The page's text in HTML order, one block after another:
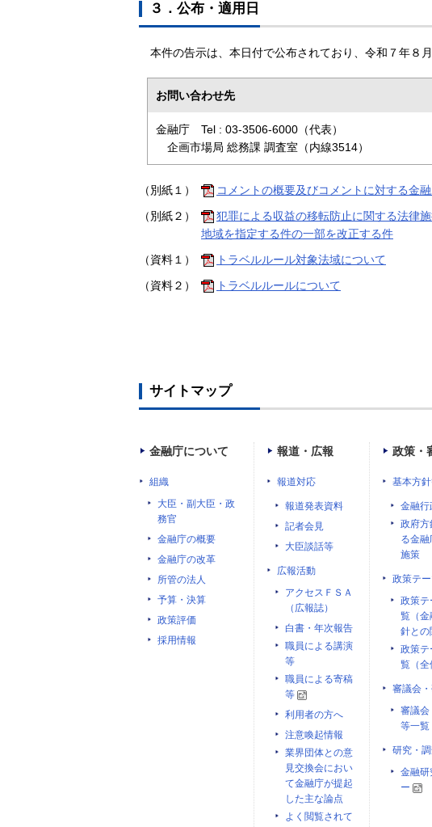
３．公布・適用日
本件の告示は、本日付で公布されており、令和７年８
お問い合わせ先
金融庁 Tel : 03-3506-6000（代表）
企画市場局 総務課 調査室（内線3514）
（別紙１）
コメントの概要及びコメントに対する金
（別紙２）
犯罪による収益の移転防止に関する法律
地域を指定する件の一部を改正する件
（資料１）
トラベルルール対象法域について
（資料２）
トラベルルールについて
サイトマップ
金融庁について
組織
大臣・副大臣・政
務官
金融庁の概要
金融庁の改革
所管の法人
予算・決算
政策評価
採用情報
報道・広報
報道対応
報道発表資料
記者会見
大臣談話等
広報活動
アクセスＦＳＡ
（広報誌）
白書・年次報告
職員による講演
等
職員による寄稿
等
利用者の方へ
注意喚起情報
業界団体との意
見交換会におい
て金融庁が提起
した主な論点
よく閲覧されて
政策・
基本方
金融行
政府方
る金
施策
政策テ
政策テ
覧（金
針との
政策テ
覧（全
審議会
審議会
等一覧
研究・
金融研
ー